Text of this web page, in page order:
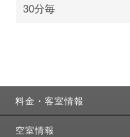
30分毎
料金・客室情報
空室情報